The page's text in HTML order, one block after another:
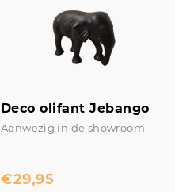
Deco olifant Jebango
Aanwezig in de showroom
€29,95